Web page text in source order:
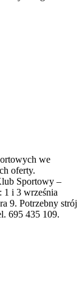
we
oferty.
Sportowy –
1 i 3 września
9. Potrzebny strój
695 435 109.